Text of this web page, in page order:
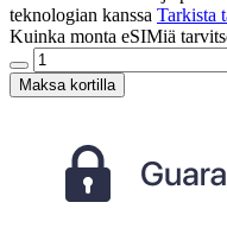
teknologian kanssa Tarkista
Kuinka monta eSIMiä
Maksa kortilla